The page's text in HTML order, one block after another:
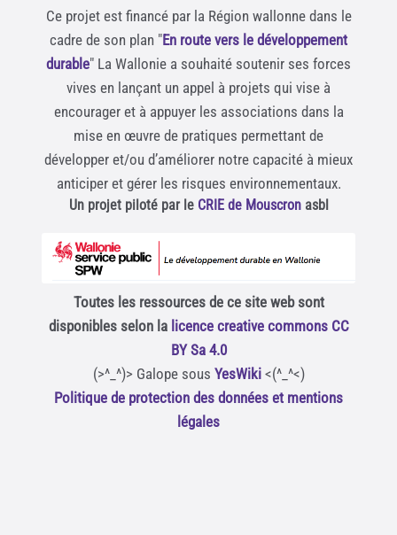
Ce projet est financé par la Région wallonne dans le
cadre de son plan "En route vers le développement
durable" La Wallonie a souhaité soutenir ses forces
vives en lançant un appel à projets qui vise à
encourager et à appuyer les associations dans la
mise en œuvre de pratiques permettant de
développer et/ou d’améliorer notre capacité à mieux
anticiper et gérer les risques environnementaux.
Un projet piloté par le CRIE de Mouscronasbl
Toutes les ressources de ce site web sont
disponibles selon la licence creative commons CC
BY Sa 4.0
(>^_^)> Galope sous YesWiki<(^_^<)
Politique de protection des données et mentions
légales